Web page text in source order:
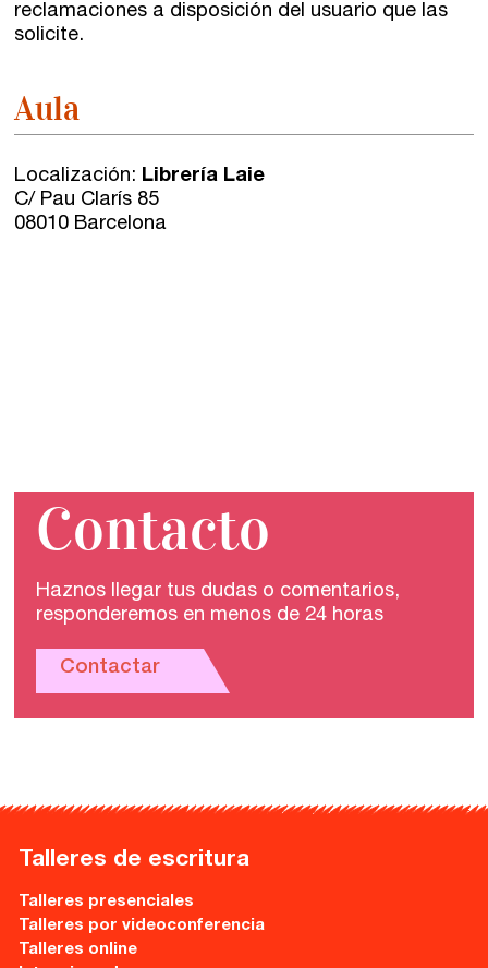
reclamaciones a disposición del usuario que las
solicite.
Aula
Localización: Librería Laie
C/ Pau Clarís 85
08010 Barcelona
Contacto
Haznos llegar tus dudas o comentarios,
responderemos en menos de 24 horas
Contactar
Talleres de escritura
Talleres presenciales
Talleres por videoconferencia
Talleres online